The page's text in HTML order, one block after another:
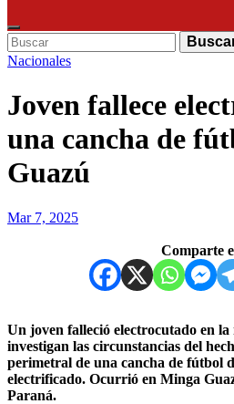
Enter
Keyword
Search
for:
Nacionales
Joven fallece
una cancha de
Guazú
Mar 7, 2025
Comparte
Un joven falleció electrocutado en la noche del jueves y se
investigan las circunstancias del
perimetral de una cancha de fútbol
electrificado. Ocurrió en Minga
Paraná.